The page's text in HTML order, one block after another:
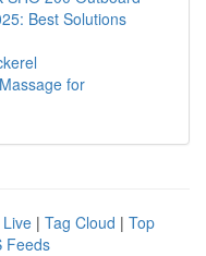
Best Solutions
for
Live | Tag Cloud | Top
Feeds